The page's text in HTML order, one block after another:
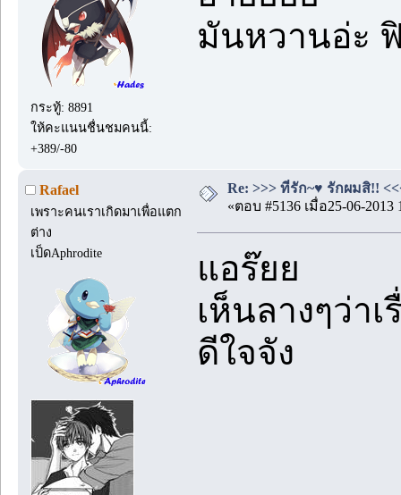
กระทู้: 8891
ให้คะแนนชื่นชมคนนี้:
+389/-80
มันหวานอ่ะ
Rafael
เพราะคนเราเกิดมาเพื่อแตก
ต่าง
เป็ดAphrodite
Re: >>> ที่รัก~♥ รักผมสิ!!
«ตอบ #5136 เมื่อ25-06-2013
แอร๊ยย
เห็นลางๆว่า
ดีใจจัง